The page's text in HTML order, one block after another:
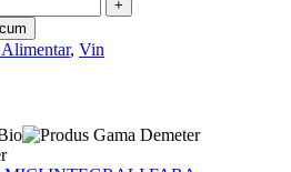
, Vin